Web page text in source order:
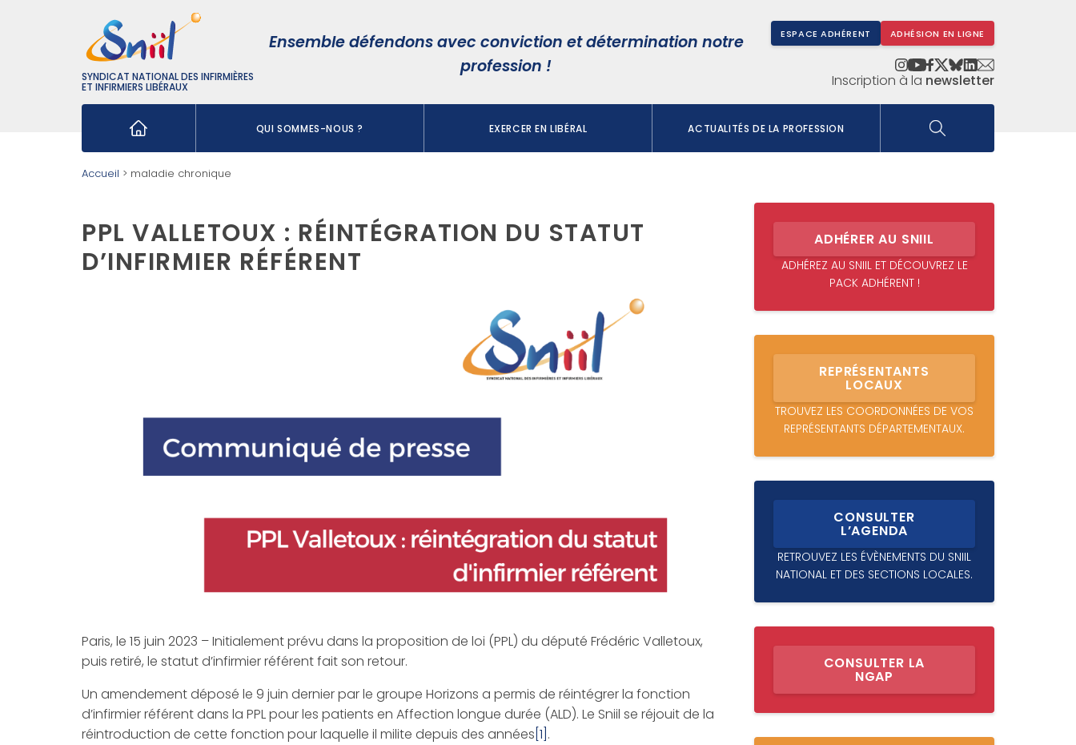
SYNDICAT NATIONAL DES INFIRMIÈRES
ET INFIRMIERS LIBÉRAUX
Ensemble défendons avec conviction et détermination notre
profession !
ESPACE ADHÉRENT ADHÉSION EN LIGNE
Inscription à la newsletter
QUI SOMMES-NOUS ? EXERCER EN LIBÉRAL ACTUALITÉS DE LA PROFESSION
Accueil > maladie chronique
PPL VALLETOUX : RÉINTÉGRATION DU STATUT
D’INFIRMIER RÉFÉRENT
Paris, le 15 juin 2023 – Initialement prévu dans la proposition de loi (PPL) du député Frédéric Valletoux,
puis retiré, le statut d’infirmier référent fait son retour.
Un amendement déposé le 9 juin dernier par le groupe Horizons a permis de réintégrer la fonction
d’infirmier référent dans la PPL pour les patients en Affection longue durée (ALD). Le Sniil se réjouit de la
réintroduction de cette fonction pour laquelle il milite depuis des années [1] .
ADHÉRER AU SNIIL
ADHÉREZ AU SNIIL ET DÉCOUVREZ LE
PACK ADHÉRENT !
REPRÉSENTANTS
LOCAUX
TROUVEZ LES COORDONNÉES DE VOS
REPRÉSENTANTS DÉPARTEMENTAUX.
CONSULTER
L’AGENDA
RETROUVEZ LES ÉVÈNEMENTS DU SNIIL
NATIONAL ET DES SECTIONS LOCALES.
CONSULTER LA
NGAP